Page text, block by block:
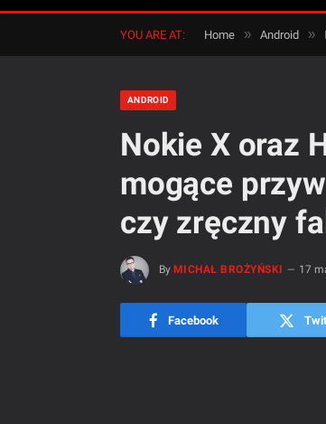
YOU ARE AT: Home » Android »
ANDROID
Nokie X oraz
mogące
czy zręczny
By MICHAŁ BROŻYŃSKI 17
Facebook